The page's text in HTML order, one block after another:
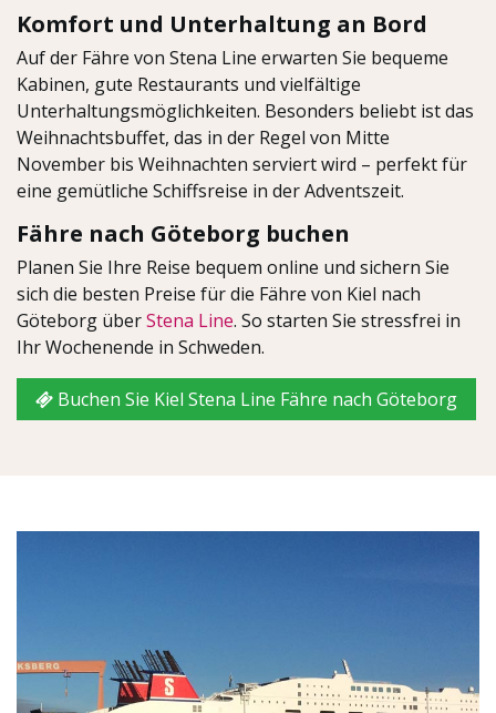
Komfort und Unterhaltung an Bord
Auf der Fähre von Stena Line erwarten Sie bequeme
Kabinen, gute Restaurants und vielfältige
Unterhaltungsmöglichkeiten. Besonders beliebt ist das
Weihnachtsbuffet, das in der Regel von Mitte
November bis Weihnachten serviert wird – perfekt für
eine gemütliche Schiffsreise in der Adventszeit.
Fähre nach Göteborg buchen
Planen Sie Ihre Reise bequem online und sichern Sie
sich die besten Preise für die Fähre von Kiel nach
Göteborg überStena Line. So starten Sie stressfrei in
Ihr Wochenende in Schweden.
Buchen Sie Kiel Stena Line Fähre nach Göteborg